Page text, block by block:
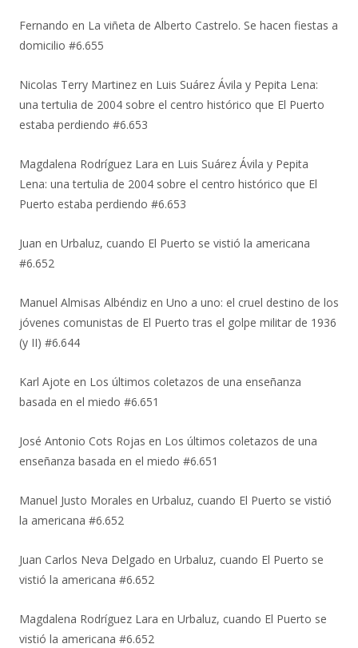
Fernando en La viñeta de Alberto Castrelo. Se hacen fiestas a
domicilio #6.655
Nicolas Terry Martinez en Luis Suárez Ávila y Pepita Lena:
una tertulia de 2004 sobre el centro histórico que El Puerto
estaba perdiendo #6.653
Magdalena Rodríguez Lara en Luis Suárez Ávila y Pepita
Lena: una tertulia de 2004 sobre el centro histórico que El
Puerto estaba perdiendo #6.653
Juan en Urbaluz, cuando El Puerto se vistió la americana
#6.652
Manuel Almisas Albéndiz en Uno a uno: el cruel destino de los
jóvenes comunistas de El Puerto tras el golpe militar de 1936
(y II) #6.644
Karl Ajote en Los últimos coletazos de una enseñanza
basada en el miedo #6.651
José Antonio Cots Rojas en Los últimos coletazos de una
enseñanza basada en el miedo #6.651
Manuel Justo Morales en Urbaluz, cuando El Puerto se vistió
la americana #6.652
Juan Carlos Neva Delgado en Urbaluz, cuando El Puerto se
vistió la americana #6.652
Magdalena Rodríguez Lara en Urbaluz, cuando El Puerto se
vistió la americana #6.652